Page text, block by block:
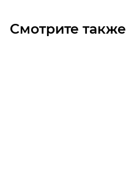
Смотрите также